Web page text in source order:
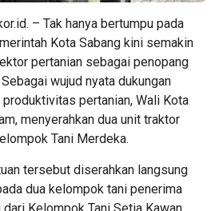
– Tak hanya bertumpu pada
Kota Sabang kini semakin
pertanian sebagai penopang
wujud nyata dukungan
pertanian, Wali Kota
menyerahkan dua unit traktor
Tani Merdeka.
tersebut diserahkan langsung
dua kelompok tani penerima